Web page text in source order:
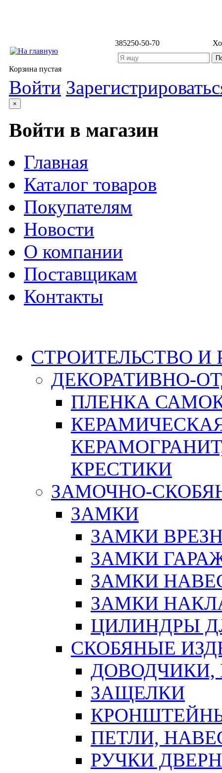
385250-50-70
Корзина пустая
Войти
×
Войти в магазин
Главная
Каталог товаров
Покупателям
Новости
О компании
Поставщикам
Контакты
СТРОИТЕЛЬСТВО И
ДЕКОРАТИВНО-
ПЛЕНКА
КРЕСТИКИ
ЗАМОЧНО-
ЗАМКИ
ЗАМКИ
ЗАМКИ
ЗАМКИ
ЗАМКИ
ЦИЛИНДРЫ
СКОБЯНЫЕ
ЗАЩЕЛКИ
ПЕТЛИ,
РУЧКИ